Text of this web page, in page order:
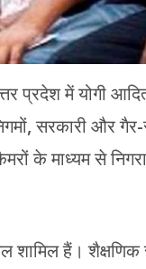
प्रदेश में योगी
सरकारी और
के माध्यम से
शामिल हैं।